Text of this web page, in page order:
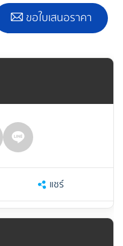
ขอใบเสนอราคา
แชร์